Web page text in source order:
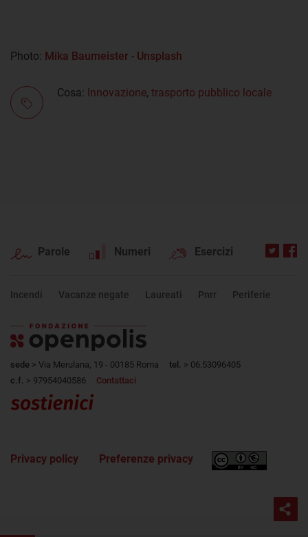
Photo: Mika Baumeister - Unsplash
Cosa: Innovazione, trasporto pubblico locale
Parole Numeri Esercizi
Incendi Vacanze negate Laureati Pnrr Periferie
sede > Via Merulana, 19 - 00185 Roma tel. > 06.53096405
c.f. > 97954040586 Contattaci
Privacy policy Preferenze privacy